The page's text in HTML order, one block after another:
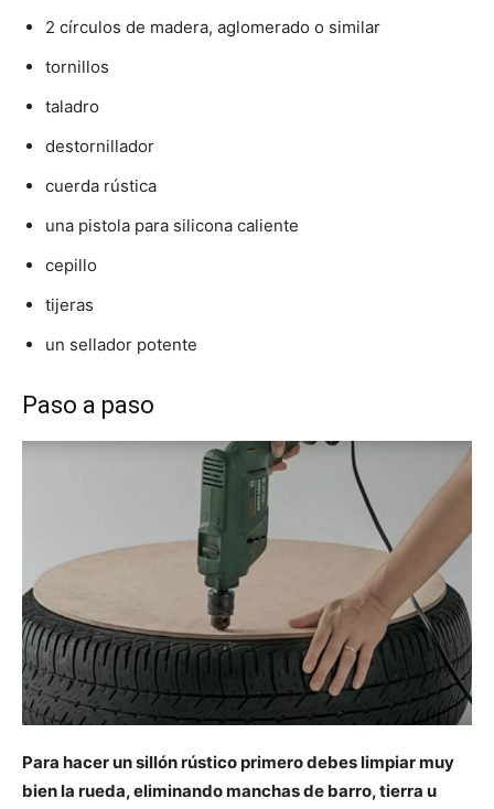
2 círculos de madera, aglomerado o similar
tornillos
taladro
destornillador
cuerda rústica
una pistola para silicona caliente
cepillo
tijeras
un sellador potente
Paso a paso
Para hacer un sillón rústico primero debes limpiar muy
bien la rueda, eliminando manchas de barro, tierra u